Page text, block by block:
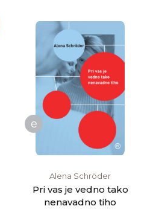
e
Alena Schröder
Pri vas je vedno tako
nenavadno tiho